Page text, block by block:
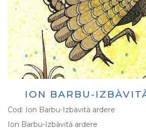
ION BARBU-
Cod: Ion Barbu-Izbàvità ardere
Ion Barbu-Izbàvità ardere